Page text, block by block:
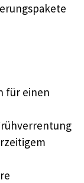
für einen